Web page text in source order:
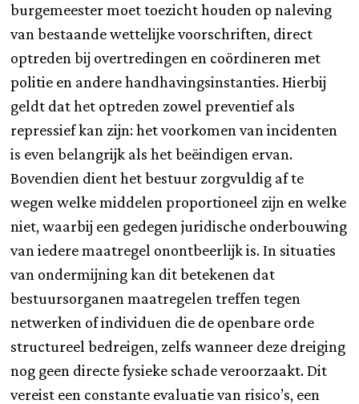
burgemeester moet toezicht houden op naleving
van bestaande wettelijke voorschriften, direct
optreden bij overtredingen en coördineren met
politie en andere handhavingsinstanties. Hierbij
geldt dat het optreden zowel preventief als
repressief kan zijn: het voorkomen van incidenten
is even belangrijk als het beëindigen ervan.
Bovendien dient het bestuur zorgvuldig af te
wegen welke middelen proportioneel zijn en welke
niet, waarbij een gedegen juridische onderbouwing
van iedere maatregel onontbeerlijk is. In situaties
van ondermijning kan dit betekenen dat
bestuursorganen maatregelen treffen tegen
netwerken of individuen die de openbare orde
structureel bedreigen, zelfs wanneer deze dreiging
nog geen directe fysieke schade veroorzaakt. Dit
vereist een constante evaluatie van risico’s, een